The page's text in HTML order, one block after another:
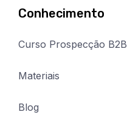
Conhecimento
Curso Prospecção B2B
Materiais
Blog